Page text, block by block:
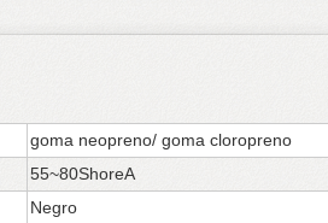
goma neopreno/ goma cloropreno
55~80ShoreA
Negro